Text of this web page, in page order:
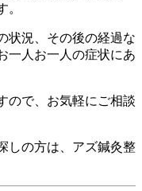
。
状況、その後の経過な
一人お一人の症状にあ
ので、お気軽にご相談
しの方は、アズ鍼灸整